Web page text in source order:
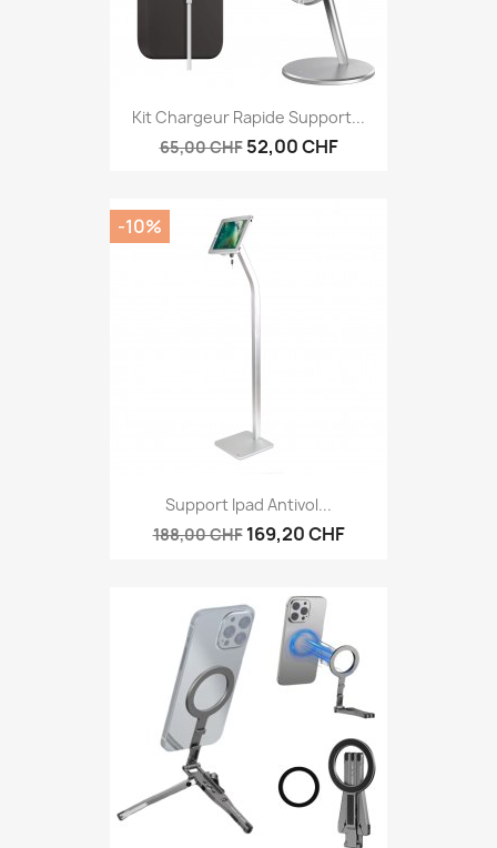
Kit Chargeur Rapide Support...
65,00 CHF 52,00 CHF
Support Ipad Antivol...
188,00 CHF 169,20 CHF
-10%